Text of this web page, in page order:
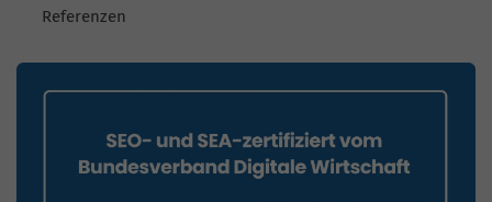
Referenzen